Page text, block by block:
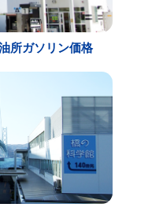
所ガソリン価格